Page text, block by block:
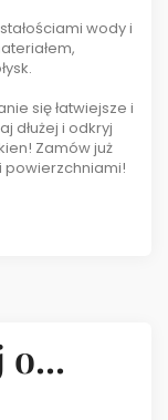
wody i
się łatwiejsze i
dłużej i odkryj
Zamów już
powierzchniami!
o...